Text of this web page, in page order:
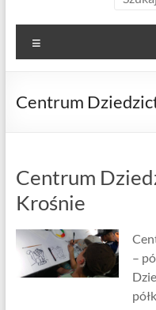
Centrum
Centrum
Krośnie
–